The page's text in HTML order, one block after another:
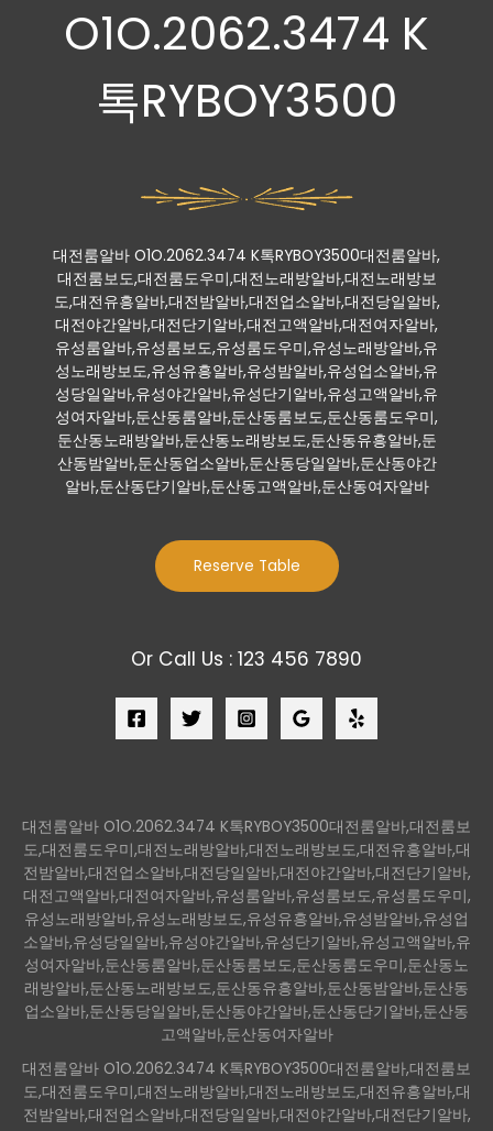
O1O.2062.3474 K
톡RYBOY3500
대전룸알바 O1O.2062.3474 K톡RYBOY3500대전룸알바,
대전룸보도,대전룸도우미,대전노래방알바,대전노래방보
도,대전유흥알바,대전밤알바,대전업소알바,대전당일알바,
대전야간알바,대전단기알바,대전고액알바,대전여자알바,
유성룸알바,유성룸보도,유성룸도우미,유성노래방알바,유
성노래방보도,유성유흥알바,유성밤알바,유성업소알바,유
성당일알바,유성야간알바,유성단기알바,유성고액알바,유
성여자알바,둔산동룸알바,둔산동룸보도,둔산동룸도우미,
둔산동노래방알바,둔산동노래방보도,둔산동유흥알바,둔
산동밤알바,둔산동업소알바,둔산동당일알바,둔산동야간
알바,둔산동단기알바,둔산동고액알바,둔산동여자알바
Reserve Table
Or Call Us : 123 456 7890
대전룸알바 O1O.2062.3474 K톡RYBOY3500대전룸알바,대전룸보
도,대전룸도우미,대전노래방알바,대전노래방보도,대전유흥알바,대
전밤알바,대전업소알바,대전당일알바,대전야간알바,대전단기알바,
대전고액알바,대전여자알바,유성룸알바,유성룸보도,유성룸도우미,
유성노래방알바,유성노래방보도,유성유흥알바,유성밤알바,유성업
소알바,유성당일알바,유성야간알바,유성단기알바,유성고액알바,유
성여자알바,둔산동룸알바,둔산동룸보도,둔산동룸도우미,둔산동노
래방알바,둔산동노래방보도,둔산동유흥알바,둔산동밤알바,둔산동
업소알바,둔산동당일알바,둔산동야간알바,둔산동단기알바,둔산동
고액알바,둔산동여자알바
대전룸알바 O1O.2062.3474 K톡RYBOY3500대전룸알바,대전룸보
도,대전룸도우미,대전노래방알바,대전노래방보도,대전유흥알바,대
전밤알바,대전업소알바,대전당일알바,대전야간알바,대전단기알바,